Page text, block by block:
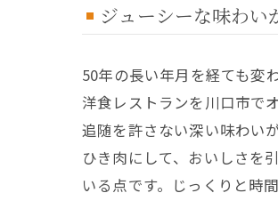
ジューシーな味わい
50年の長い年月を経ても変
洋食レストランを川口市で
追随を許さない深い味わい
ひき肉にして、おいしさを
いる点です。じっくりと時